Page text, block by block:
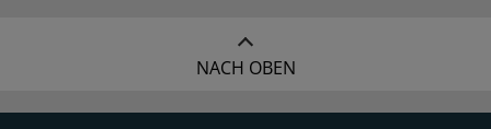
NACH OBEN